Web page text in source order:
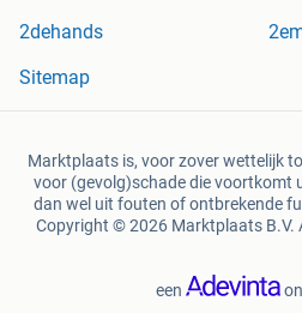
2dehands
Sitemap
Marktplaats is, voor zover wettelijk
voor (gevolg)schade die voortkomt
dan wel uit fouten of ontbrekende
Copyright © 2026 Marktplaats B.V.
een